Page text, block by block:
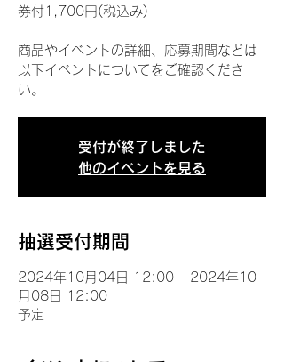
券付1,700円(税込み)
商品やイベントの詳細、応募期間などは
以下イベントについてをご確認くださ
い。
受付が終了しました
他のイベントを見る
抽選受付期間
2024年10月04日 12:00 – 2024年10
月08日 12:00
予定